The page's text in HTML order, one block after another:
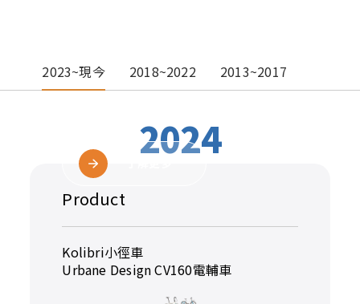
透過「第零區」的協同作用，我們能有
效縮短產品開發週期，並確保產品品
2023~現今 2018~2022 2013~2017
2024
Product
Kolibri小徑車
Urbane Design CV160電輔車